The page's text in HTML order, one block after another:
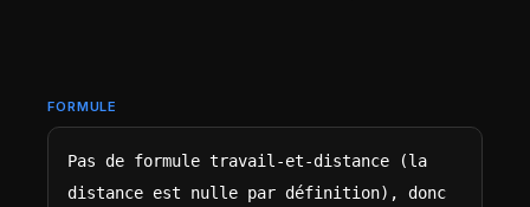
FORMULE
Pas de formule travail-et-distance (la
distance est nulle par définition), donc